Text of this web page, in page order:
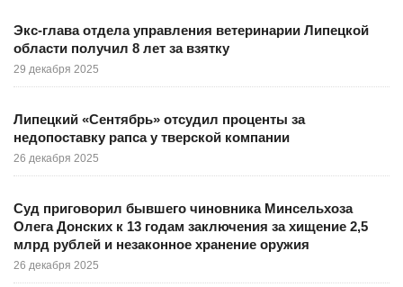
Экс-глава отдела управления ветеринарии Липецкой
области получил 8 лет за взятку
29 декабря 2025
Липецкий «Сентябрь» отсудил проценты за
недопоставку рапса у тверской компании
26 декабря 2025
Суд приговорил бывшего чиновника Минсельхоза
Олега Донских к 13 годам заключения за хищение 2,5
млрд рублей и незаконное хранение оружия
26 декабря 2025